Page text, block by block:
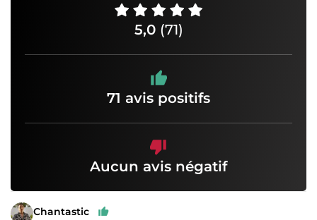
5,0 (71)
71 avis positifs
Aucun avis négatif
Chantastic